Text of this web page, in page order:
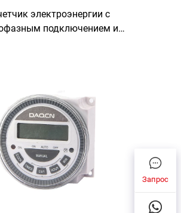
электроэнергии с
подключением и
Запрос